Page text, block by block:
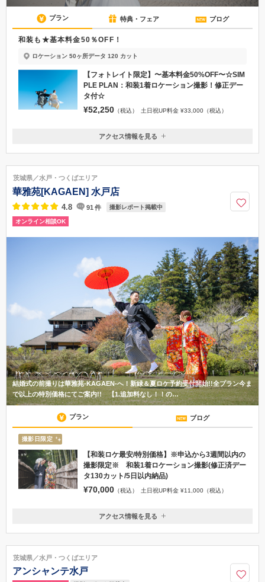
プラン 特典・フェア ブログ
和装も★基本料金50％OFF！
ロケーション 50ヶ所データ 120 カット
【フォトレイト限定】〜基本料金50%OFF〜☆SIM
PLE PLAN：和装1着ロケーション撮影！修正デー
タ付☆
¥52,250 （税込） 土日祝UP料金 ¥33,000（税込）
茨城県ひたちなか市東大島4-2-12
029-354-6432
アクセス情報を見る
茨城県／水戸・つくばエリア
華雅苑[KAGAEN] 水戸店
4.8 91 件 撮影レポート掲載中
オンライン相談OK
結婚式の前撮りは華雅苑-KAGAEN-へ！新緑＆夏ロケ予約受付開始!!全プラン今ま
で以上の特別価格にてご案内!! 【1.追加料なし！！の…
プラン ブログ
撮影日限定
【和装ロケ最安/特別価格】※申込から3週間以内の
撮影限定※ 和装1着ロケーション撮影(修正済デー
タ130カット/5日以内納品)
¥70,000 （税込） 土日祝UP料金 ¥11,000（税込）
茨城県水戸市見和3丁目596-13SS水戸姫子ビル2F《グルービー赤塚店様
横》
水戸ICより車で12分 ※無料駐車場有 赤塚駅南口 徒歩19分
029-257-1067
アクセス情報を見る
茨城県／水戸・つくばエリア
アンシャンテ水戸